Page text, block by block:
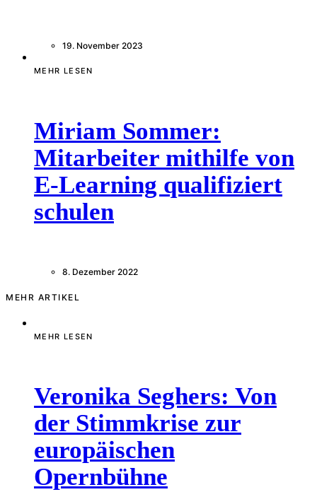
19. November 2023
MEHR LESEN
Miriam Sommer:
Mitarbeiter mithilfe von
E-Learning qualifiziert
schulen
8. Dezember 2022
MEHR ARTIKEL
MEHR LESEN
Veronika Seghers: Von
der Stimmkrise zur
europäischen
Opernbühne